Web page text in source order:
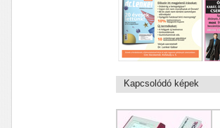
Kapcsolódó képek